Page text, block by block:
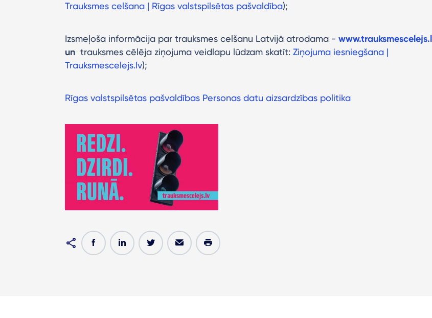
Trauksmes celšana | Rīgas valstspilsētas pašvaldība);
Izsmeļoša informācija par trauksmes celšanu Latvijā atrodama -
un trauksmes cēlēja ziņojuma veidlapu lūdzam skatīt: Ziņojuma iesniegšana |
Trauksmescelejs.lv);
Rīgas valstspilsētas pašvaldības Personas datu aizsardzības politika